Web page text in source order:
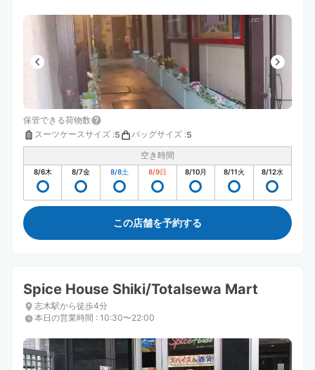
保管できる荷物数
スーツケースサイズ :5 バッグサイズ :5
空き時間
8/6木 8/7金 8/8土 8/9日 8/10月 8/11火 8/12水
この店舗を予約する
Spice House Shiki/Totalsewa Mart
志木駅から徒歩4分
本日の営業時間 : 10:30〜22:00